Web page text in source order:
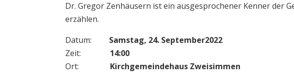
Dr. Gregor Zenhäusern ist ein ausgesprochener Kenner der
erzählen.
Datum: Samstag, 24. September2022
Zeit: 14:00
Ort: Kirchgemeindehaus Zweisimmen